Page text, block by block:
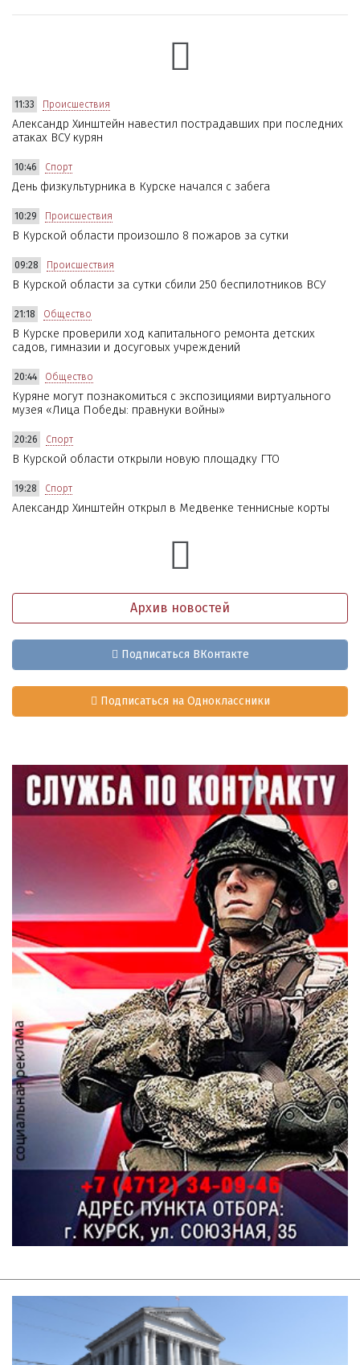
11:33 Происшествия
Александр Хинштейн навестил пострадавших при последних
атаках ВСУ курян
10:46 Спорт
День физкультурника в Курске начался с забега
10:29 Происшествия
В Курской области произошло 8 пожаров за сутки
09:28 Происшествия
В Курской области за сутки сбили 250 беспилотников ВСУ
21:18 Общество
В Курске проверили ход капитального ремонта детских
садов, гимназии и досуговых учреждений
20:44 Общество
Куряне могут познакомиться с экспозициями виртуального
музея «Лица Победы: правнуки войны»
20:26 Спорт
В Курской области открыли новую площадку ГТО
19:28 Спорт
Александр Хинштейн открыл в Медвенке теннисные корты
Архив новостей
Подписаться ВКонтакте
Подписаться на Одноклассники